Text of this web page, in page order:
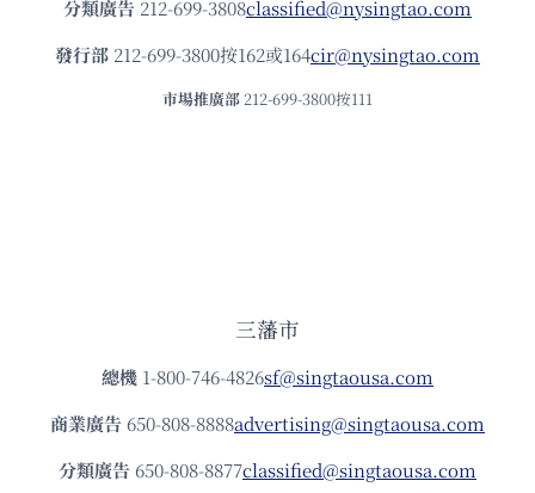
分類廣告 212-699-3808classified@nysingtao.com
發⾏部 212-699-3800按162或164cir@nysingtao.com
市場推廣部 212-699-3800按111
三藩市
總機 1-800-746-4826sf@singtaousa.com
商業廣告 650-808-8888advertising@singtaousa.com
分類廣告 650-808-8877classified@singtaousa.com